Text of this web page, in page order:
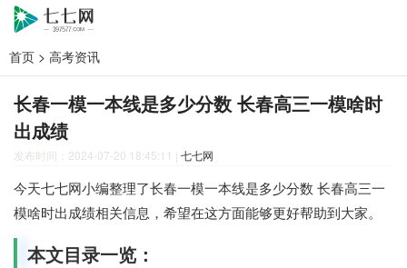
首页 > 高考资讯
长春一模一本线是多少分数 长春高三一模啥时
出成绩
发布时间：2024-07-20 18:45:11 | 七七网
今天七七网小编整理了长春一模一本线是多少分数 长春高三一
模啥时出成绩相关信息，希望在这方面能够更好帮助到大家。
本文目录一览：